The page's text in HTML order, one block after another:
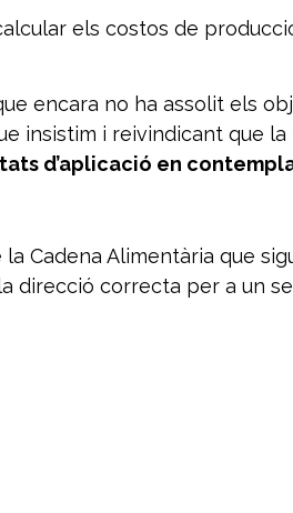
els costos de
encara no ha assolit els
insistim i reivindicant que
d’aplicació en
Cadena Alimentària que
direcció correcta per a un